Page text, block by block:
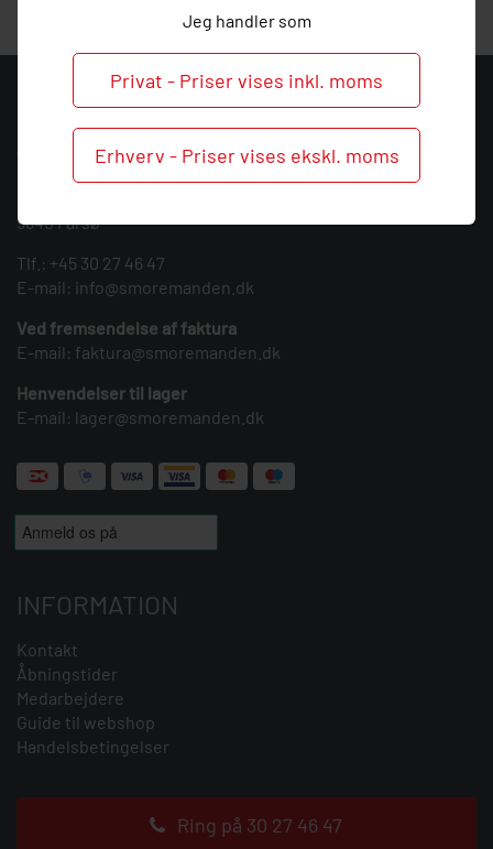
Jeg handler som
Privat - Priser vises inkl. moms
Erhverv - Priser vises ekskl. moms
KONTAKT
Smøremanden A/S
CVR: 39683717
9640 Farsø
Tlf.: +45 30 27 46 47
E-mail: info@smoremanden.dk
Ved fremsendelse af faktura
E-mail: faktura@smoremanden.dk
Henvendelser til lager
E-mail: lager@smoremanden.dk
INFORMATION
Kontakt
Åbningstider
Medarbejdere
Guide til webshop
Handelsbetingelser
Ring på 30 27 46 47